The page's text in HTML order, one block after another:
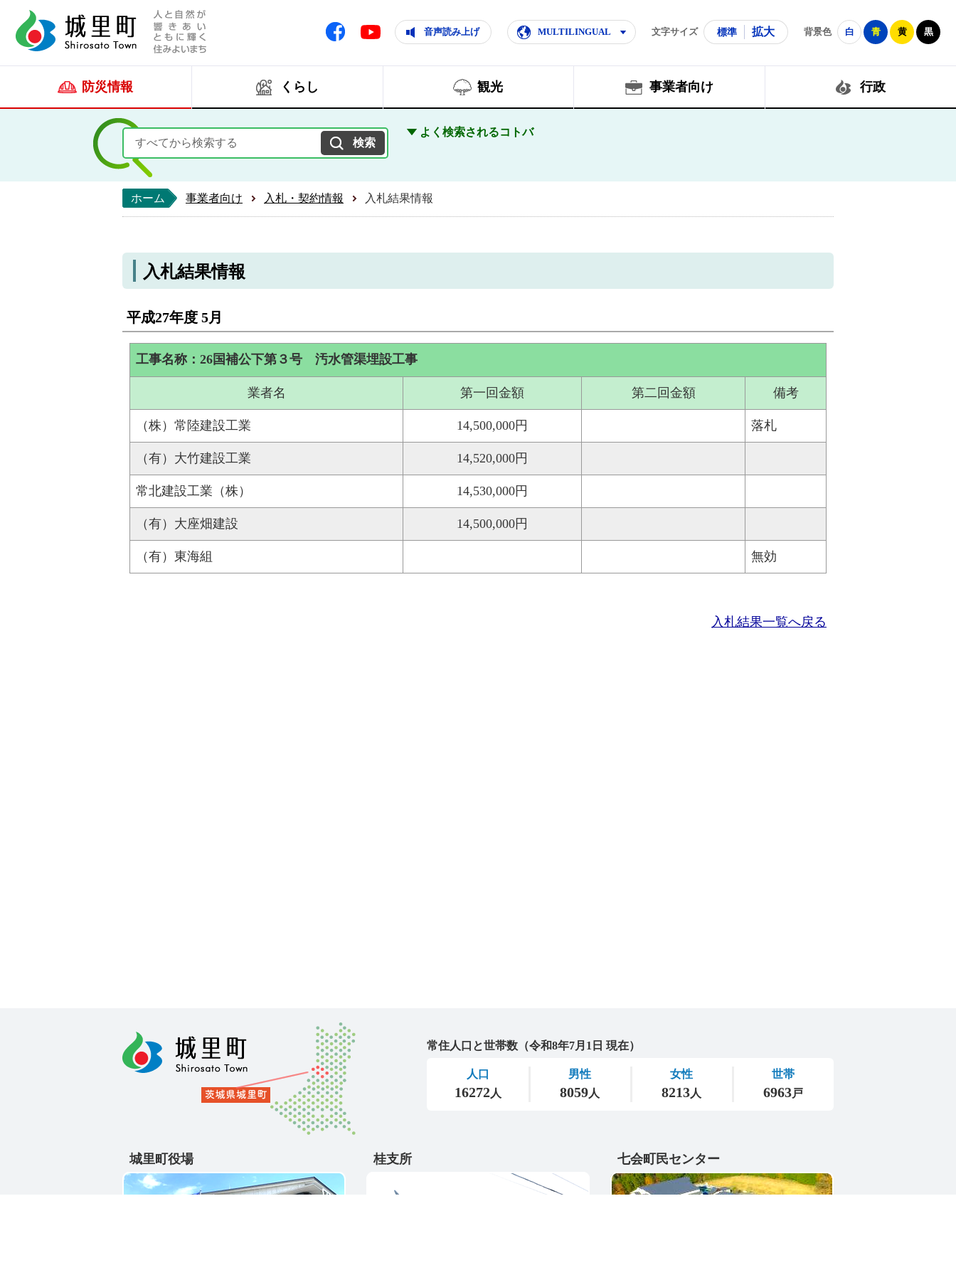
人と自然が響きあいともに輝く住みよいまち
Facebook Youtube 音声読み上げ MULTILINGUAL 文字サイズ 標準 拡大 背景色 白 青 黄 黒
防災情報 くらし 観光 事業者向け 行政
よく検索されるコトバ
ホーム 事業者向け 入札・契約情報 入札結果情報
入札結果情報
平成27年度 5月
工事名称：26国補公下第３号 汚水管渠埋設工事
業者名 第一回金額 第二回金額 備考
（株）常陸建設工業 14,500,000円 落札
（有）大竹建設工業 14,520,000円
常北建設工業（株） 14,530,000円
（有）大座畑建設 14,500,000円
（有）東海組 無効
入札結果一覧へ戻る
城里町役場 桂支所 七会町民センター